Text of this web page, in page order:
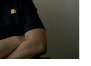
gedung sekolah,
kelas XI saat
Rp 1,5 juta dan waktu